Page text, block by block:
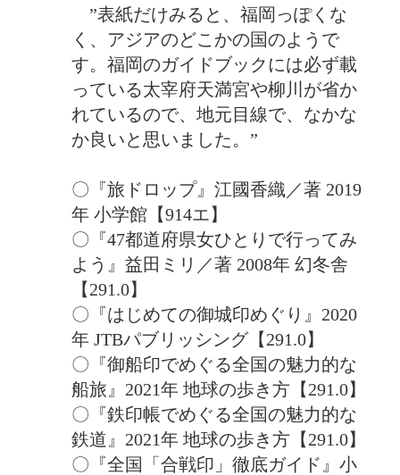
”表紙だけみると、福岡っぽくな
く、アジアのどこかの国のようで
す。福岡のガイドブックには必ず載
っている太宰府天満宮や柳川が省か
れているので、地元目線で、なかな
か良いと思いました。 ”
〇『旅ドロップ』江國香織／著 2019
年 小学館【914エ】
〇『47都道府県女ひとりで行ってみ
よう』益田ミリ／著 2008年 幻冬舎
【291.0】
〇『はじめての御城印めぐり』2020
年 JTBパブリッシング【291.0】
〇『御船印でめぐる全国の魅力的な
船旅』2021年 地球の歩き方【291.0】
〇『鉄印帳でめぐる全国の魅力的な
鉄道』2021年 地球の歩き方【291.0】
〇『全国「合戦印」徹底ガイド』小